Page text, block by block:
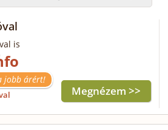
is
jobb árért!
Megnézem >>